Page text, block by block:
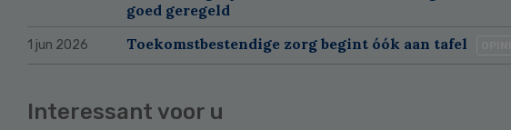
goed geregeld
1 jun 2026 Toekomstbestendige zorg begint óók aan tafel
Interessant voor u